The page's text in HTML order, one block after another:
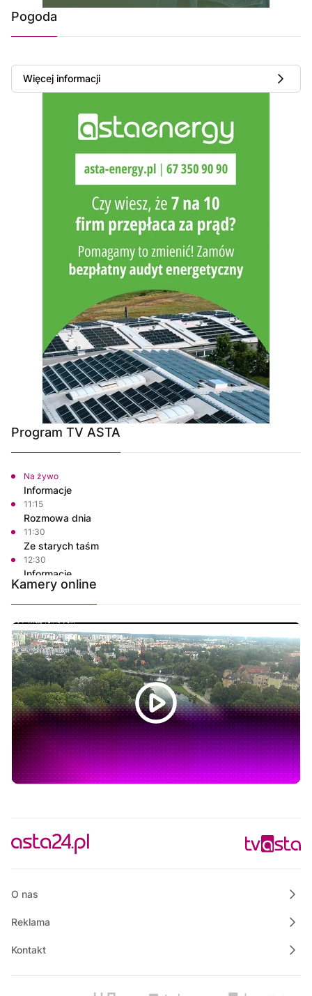
Pogoda
Więcej informacji
Program TV ASTA
Na żywo
Informacje
11:15
Rozmowa dnia
11:30
Ze starych taśm
12:30
Informacje
12:45
Rozmowa dnia
Własnymi ścieżkami
13:10
Bezpieczny Powiat Chodzieski
13:15
Polskie Lasy
13:50
Raport PCT
14:00
Raport TV REGIO
14:30
Na szczęście piątek
14:45
17:00
Informacje
17:15
Kamery online
O nas
Reklama
Kontakt